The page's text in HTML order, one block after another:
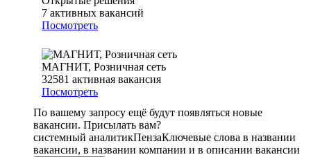
7 активных вакансий
Посмотреть
МАГНИТ, Розничная сеть
32581 активная вакансия
Посмотреть
По вашему запросу ещё будут появляться новые
вакансии. Присылать вам?
системный аналитикПензаКлючевые слова в названии
вакансии, в названии компании и в описании вакансии